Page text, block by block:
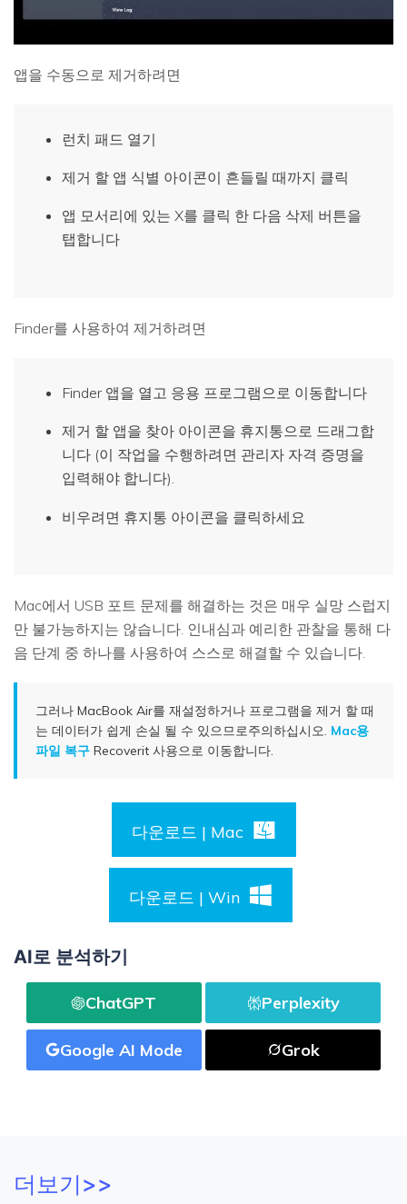
앱을 수동으로 제거하려면
런치 패드 열기
제거 할 앱 식별 아이콘이 흔들릴 때까지 클릭
앱 모서리에 있는 X를 클릭 한 다음 삭제 버튼을
탭합니다
Finder를 사용하여 제거하려면
Finder 앱을 열고 응용 프로그램으로 이동합니다
제거 할 앱을 찾아 아이콘을 휴지통으로 드래그합
니다 (이 작업을 수행하려면 관리자 자격 증명을
입력해야 합니다).
비우려면 휴지통 아이콘을 클릭하세요
Mac에서 USB 포트 문제를 해결하는 것은 매우 실망 스럽지
만 불가능하지는 않습니다. 인내심과 예리한 관찰을 통해 다
음 단계 중 하나를 사용하여 스스로 해결할 수 있습니다.
그러나 MacBook Air를 재설정하거나 프로그램을 제거 할 때
는 데이터가 쉽게 손실 될 수 있으므로주의하십시오. Mac용
파일 복구 Recoverit 사용으로 이동합니다.
다운로드 | Mac
다운로드 | Win
AI로 분석하기
ChatGPT Perplexity
Google AI Mode Grok
더보기>>